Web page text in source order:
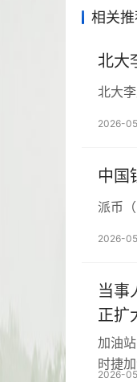
相关推
北大
北大
2026-
中国
派币
2026-
当事
正扩
加油
时捷
2026-